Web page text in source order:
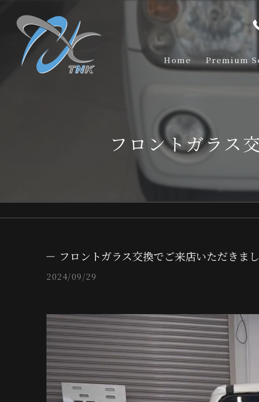
Home Premium
フロントガラス
フロントガラス交換でご来店いただきま
2024/09/29